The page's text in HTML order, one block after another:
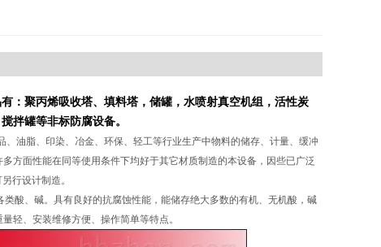
：聚丙烯吸收塔、填料塔 ， 储罐 ， 水喷射真空机组， 活性炭
搅拌罐等非标防腐设备。
油脂、印染、冶金、环保、轻工等行业生产中物料的储存、计量、缓冲
方面性能在同等使用条件下均好于其它材质制造的本设备，因些已广泛
行设计制造。
酸、碱。具有良好的抗腐蚀性能，能储存绝大多数的有机、无机酸，碱
轻、安装维修方便、操作简单等特点。